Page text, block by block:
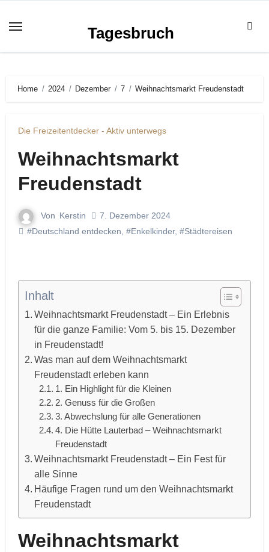
Inhalt
Tagesbruch
Home 2024 Dezember 7 Weihnachtsmarkt Freudenstadt
Die Freizeitentdecker - Aktiv unterwegs
Weihnachtsmarkt
Freudenstadt
Von Kerstin
7. Dezember 2024
#Deutschland entdecken #Enkelkinder, #Städtereisen
Inhalt
Weihnachtsmarkt Freudenstadt – Ein Erlebnis
für die ganze Familie: Vom 5. bis 15. Dezember
in Freudenstadt!
Was man auf dem Weihnachtsmarkt
Freudenstadt erleben kann
1. Ein Highlight für die Kleinen
2. Genuss für die Großen
3. Abwechslung für alle Generationen
4. Die Hütte Lauterbad – Weihnachtsmarkt
Freudenstadt
Weihnachtsmarkt Freudenstadt – Ein Fest für
alle Sinne
Häufige Fragen rund um den Weihnachtsmarkt
Freudenstadt
Weihnachtsmarkt